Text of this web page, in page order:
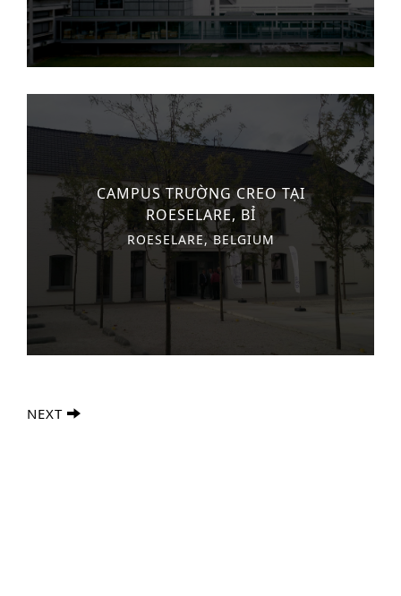
CAMPUS TRƯỜNG CREO TẠI
ROESELARE, BỈ
ROESELARE, BELGIUM
NEXT